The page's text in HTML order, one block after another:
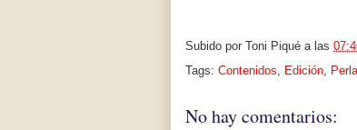
Subido por Toni Piqué a las
Tags: Contenidos, Edición,
No hay comentarios: